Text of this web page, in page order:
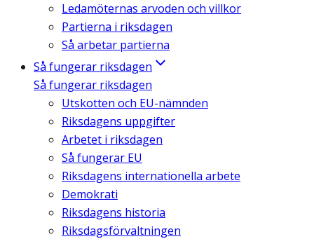
Ledamöternas arvoden och villkor
Partierna i riksdagen
Så arbetar partierna
Så fungerar riksdagen
Så fungerar riksdagen
Utskotten och EU-nämnden
Riksdagens uppgifter
Arbetet i riksdagen
Så fungerar EU
Riksdagens internationella arbete
Demokrati
Riksdagens historia
Riksdagsförvaltningen